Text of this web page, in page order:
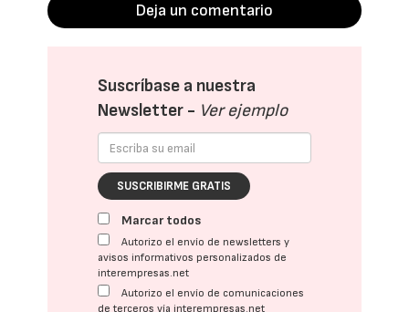
Deja un comentario
Suscríbase a nuestra
Newsletter - Ver ejemplo
SUSCRIBIRME GRATIS
Marcar todos
Autorizo el envío de newsletters y
avisos informativos personalizados de
interempresas.net
Autorizo el envío de comunicaciones
de terceros vía interempresas.net